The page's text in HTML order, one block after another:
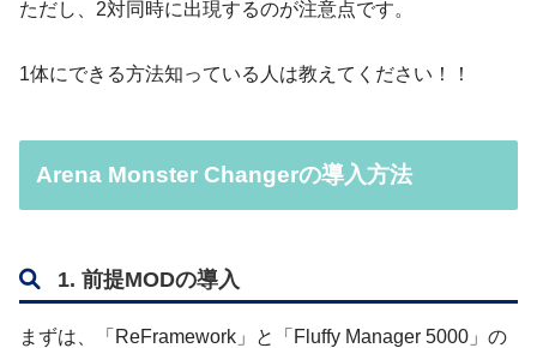
ただし、2対同時に出現するのが注意点です。
1体にできる方法知っている人は教えてください！！
Arena Monster Changerの導入方法
1. 前提MODの導入
まずは、「ReFramework」と「Fluffy Manager 5000」の